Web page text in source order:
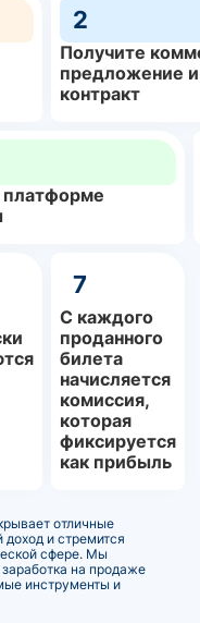
2
Получите
предложение
контракт
платформе
7
С каждого
проданного
билета
начисляется
комиссия,
которая
фиксируется
как прибыль
отличные
доход и стремится
сфере. Мы
на продаже
инструменты и